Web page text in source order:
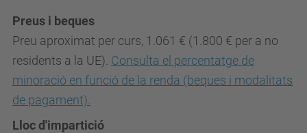
Preus i beques
Preu aproximat per curs, 1.061 € (1.800 € per a no
residents a la UE). Consulta el percentatge de
minoració en funció de la renda (beques i modalitats
de pagament).
Lloc d'impartició